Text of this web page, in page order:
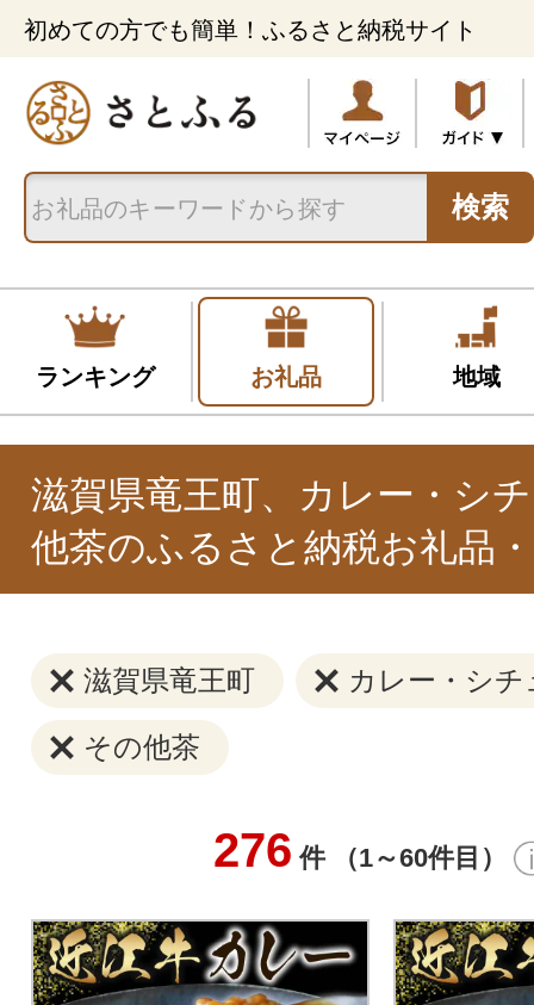
初めての方でも簡単！ふるさと納税サイト
検索
ランキング お礼品 地域
滋賀県竜王町、カレー・シ
他茶のふるさと納税お礼品
滋賀県竜王町 カレー・シチ
その他茶
276 件 （1～60件目）